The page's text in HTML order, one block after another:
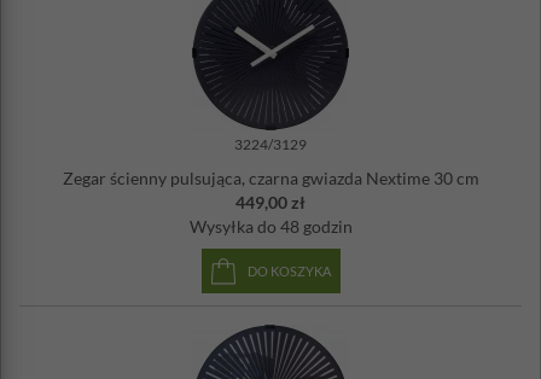
3224/3129
Zegar ścienny pulsująca, czarna gwiazda Nextime 30 cm
449,00 zł
Wysyłka do 48 godzin
DO KOSZYKA